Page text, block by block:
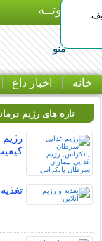
بـیتوتــه
منو
خانه اخبار داغ
تازه های رژیم